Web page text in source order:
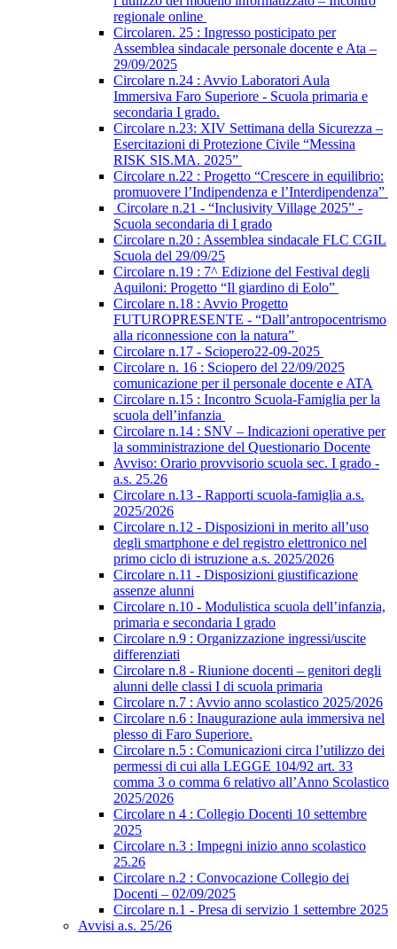
regionale online
Circolaren. 25 : Ingresso posticipato per
Assemblea sindacale personale docente e Ata –
29/09/2025
Circolare n.24 : Avvio Laboratori Aula
Immersiva Faro Superiore - Scuola primaria e
secondaria I grado.
Circolare n.23: XIV Settimana della Sicurezza –
Esercitazioni di Protezione Civile “Messina
RISK SIS.MA. 2025”
Circolare n.22 : Progetto “Crescere in equilibrio:
promuovere l’Indipendenza e l’Interdipendenza”
Circolare n.21 - “Inclusivity Village 2025” -
Scuola secondaria di I grado
Circolare n.20 : Assemblea sindacale FLC CGIL
Scuola del 29/09/25
Circolare n.19 : 7^ Edizione del Festival degli
Aquiloni: Progetto “Il giardino di Eolo”
Circolare n.18 : Avvio Progetto
FUTUROPRESENTE - “Dall’antropocentrismo
alla riconnessione con la natura”
Circolare n.17 - Sciopero22-09-2025
Circolare n. 16 : Sciopero del 22/09/2025
comunicazione per il personale docente e ATA
Circolare n.15 : Incontro Scuola-Famiglia per la
scuola dell’infanzia
Circolare n.14 : SNV – Indicazioni operative per
la somministrazione del Questionario Docente
Avviso: Orario provvisorio scuola sec. I grado -
a.s. 25.26
Circolare n.13 - Rapporti scuola-famiglia a.s.
2025/2026
Circolare n.12 - Disposizioni in merito all’uso
degli smartphone e del registro elettronico nel
primo ciclo di istruzione a.s. 2025/2026
Circolare n.11 - Disposizioni giustificazione
assenze alunni
Circolare n.10 - Modulistica scuola dell’infanzia,
primaria e secondaria I grado
Circolare n.9 : Organizzazione ingressi/uscite
differenziati
Circolare n.8 - Riunione docenti – genitori degli
alunni delle classi I di scuola primaria
Circolare n.7 : Avvio anno scolastico 2025/2026
Circolare n.6 : Inaugurazione aula immersiva nel
plesso di Faro Superiore.
Circolare n.5 : Comunicazioni circa l’utilizzo dei
permessi di cui alla LEGGE 104/92 art. 33
comma 3 o comma 6 relativo all’Anno Scolastico
2025/2026
Circolare n 4 : Collegio Docenti 10 settembre
2025
Circolare n.3 : Impegni inizio anno scolastico
25.26
Circolare n.2 : Convocazione Collegio dei
Docenti – 02/09/2025
Circolare n.1 - Presa di servizio 1 settembre 2025
Avvisi a.s. 25/26